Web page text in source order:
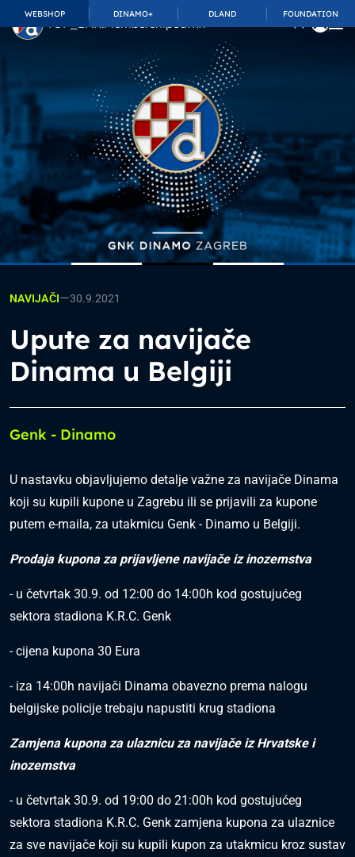
WEBSHOP DINAMO+ DLAND FOUNDATION
TOP_BAR.MembershipSuffix
NAVIJAČI—30.9.2021
Upute za navijače
Dinama u Belgiji
Genk - Dinamo
U nastavku objavljujemo detalje važne za navijače Dinama
koji su kupili kupone u Zagrebu ili se prijavili za kupone
putem e-maila, za utakmicu Genk - Dinamo u Belgiji.
Prodaja kupona za prijavljene navijače iz inozemstva
- u četvrtak 30.9. od 12:00 do 14:00h kod gostujućeg
sektora stadiona K.R.C. Genk
- cijena kupona 30 Eura
- iza 14:00h navijači Dinama obavezno prema nalogu
belgijske policije trebaju napustiti krug stadiona
Zamjena kupona za ulaznicu za navijače iz Hrvatske i
inozemstva
- u četvrtak 30.9. od 19:00 do 21:00h kod gostujućeg
sektora stadiona K.R.C. Genk zamjena kupona za ulaznice
za sve navijače koji su kupili kupon za utakmicu kroz sustav